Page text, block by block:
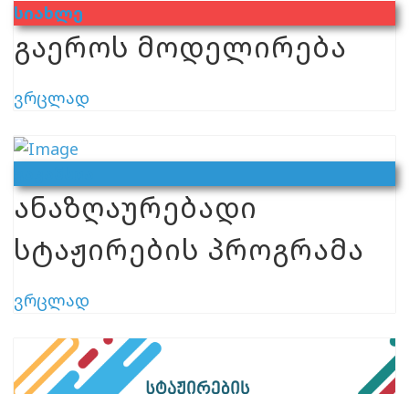
Სიახლე
გაეროს მოდელირება
ვრცლად
ანაზღაურებადი
სტაჟირების პროგრამა
ვრცლად